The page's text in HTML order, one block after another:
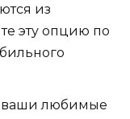
из
эту опцию по
ваши любимые